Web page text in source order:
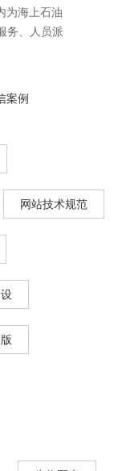
海上石油
务、人员派
案例
网站技术规范